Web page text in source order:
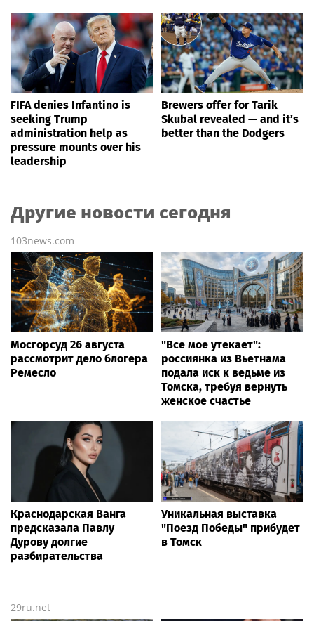
FIFA denies Infantino is
seeking Trump
administration help as
pressure mounts over his
leadership
Brewers offer for Tarik
Skubal revealed — and it’s
better than the Dodgers
Другие новости сегодня
103news.com
Мосгорсуд 26 августа
рассмотрит дело блогера
Ремесло
"Все мое утекает":
россиянка из Вьетнама
подала иск к ведьме из
Томска, требуя вернуть
женское счастье
Краснодарская Ванга
предсказала Павлу
Дурову долгие
разбирательства
Уникальная выставка
"Поезд Победы" прибудет
в Томск
29ru.net